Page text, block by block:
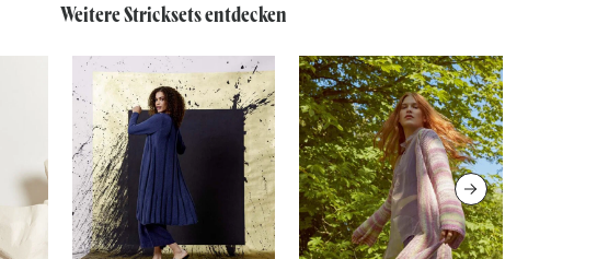
Weitere Stricksets entdecken